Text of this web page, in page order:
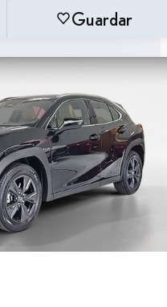
Guardar